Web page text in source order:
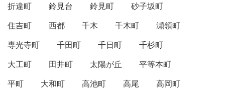
折違町
鈴見台 鈴見町
砂子坂町
住吉町
西都 千木 千木町
瀬領町
専光寺町
千田町 千日町
千杉町
大工町
田井町 太陽が丘
平等本町
平町
大和町 高池町 高尾
高岡町